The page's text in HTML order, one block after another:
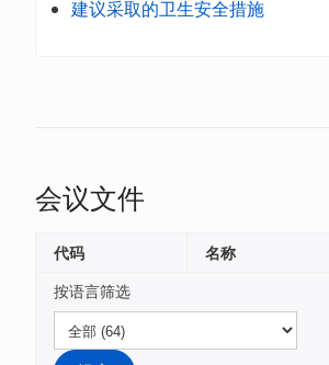
建议采取的卫生安全措施
会议文件
按语言筛选
代码 名称